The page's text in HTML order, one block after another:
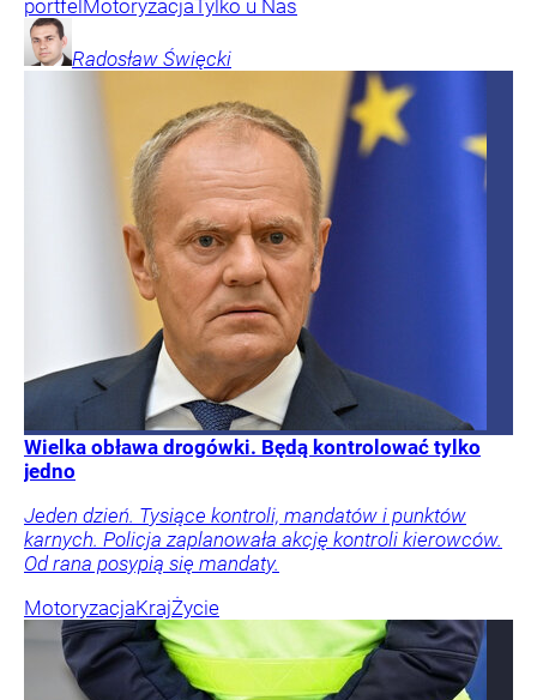
portfel MotoryzacjaTylko u Nas
Radosław Święcki
Wielka obława drogówki. Będą kontrolować tylko
jedno
Jeden dzień. Tysiące kontroli, mandatów i punktów
karnych. Policja zaplanowała akcję kontroli kierowców.
Od rana posypią się mandaty.
MotoryzacjaKrajŻycie